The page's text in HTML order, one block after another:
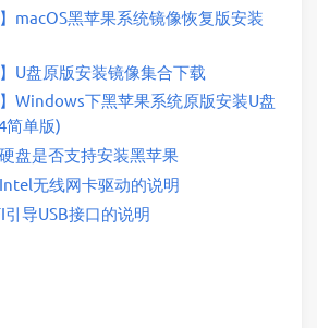
macOS黑苹果系统镜像恢复版安装
U盘原版安装镜像集合下载
】Windows下黑苹果系统原版安装U盘
简单版)
盘是否支持安装黑苹果
无线网卡驱动的说明
导USB接口的说明